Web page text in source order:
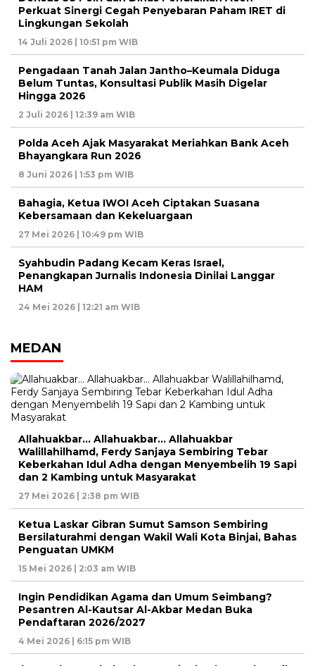
Perkuat Sinergi Cegah Penyebaran Paham IRET di
Lingkungan Sekolah
14 Juli 2026 | 10:51 pm WIB
Pengadaan Tanah Jalan Jantho–Keumala Diduga
Belum Tuntas, Konsultasi Publik Masih Digelar
Hingga 2026
2 Juli 2026 | 12:39 am WIB
Polda Aceh Ajak Masyarakat Meriahkan Bank Aceh
Bhayangkara Run 2026
8 Juni 2026 | 1:53 pm WIB
Bahagia, Ketua IWOI Aceh Ciptakan Suasana
Kebersamaan dan Kekeluargaan
27 Mei 2026 | 10:49 pm WIB
Syahbudin Padang Kecam Keras Israel,
Penangkapan Jurnalis Indonesia Dinilai Langgar
HAM
24 Mei 2026 | 12:21 am WIB
MEDAN
Allahuakbar… Allahuakbar… Allahuakbar
Walillahilhamd, Ferdy Sanjaya Sembiring Tebar
Keberkahan Idul Adha dengan Menyembelih 19 Sapi
dan 2 Kambing untuk Masyarakat
27 Mei 2026 | 2:38 pm WIB
Ketua Laskar Gibran Sumut Samson Sembiring
Bersilaturahmi dengan Wakil Wali Kota Binjai, Bahas
Penguatan UMKM
15 Mei 2026 | 2:03 am WIB
Ingin Pendidikan Agama dan Umum Seimbang?
Pesantren Al-Kautsar Al-Akbar Medan Buka
Pendaftaran 2026/2027
4 Mei 2026 | 6:15 pm WIB